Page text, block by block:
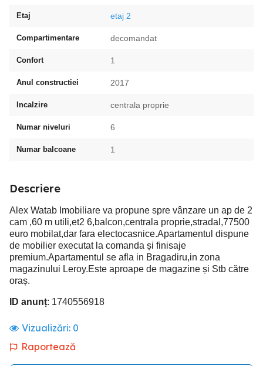
Etaj etaj 2
Compartimentare decomandat
Confort 1
Anul constructiei 2017
Incalzire centrala proprie
Numar niveluri 6
Numar balcoane 1
Descriere
Alex Watab Imobiliare va propune spre vânzare un ap de 2
cam ,60 m utili,et2 6,balcon,centrala proprie,stradal,77500
euro mobilat,dar fara electocasnice.Apartamentul dispune
de mobilier executat la comanda și finisaje
premium.Apartamentul se afla in Bragadiru,in zona
magazinului Leroy.Este aproape de magazine și Stb către
oraș.
ID anunț: 1740556918
Vizualizări: 0
Raportează